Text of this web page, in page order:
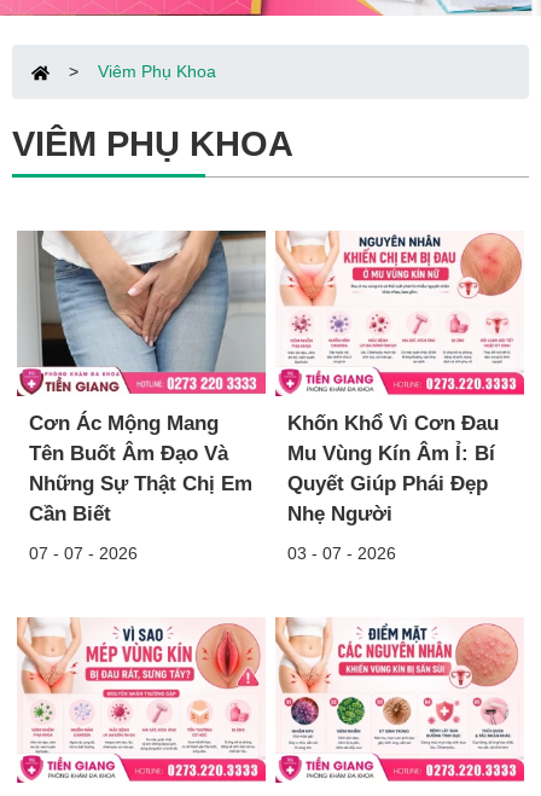
> Viêm Phụ Khoa
VIÊM PHỤ KHOA
Cơn Ác Mộng Mang
Tên Buốt Âm Đạo Và
Những Sự Thật Chị Em
Cần Biết
07 - 07 - 2026
Khốn Khổ Vì Cơn Đau
Mu Vùng Kín Âm Ỉ: Bí
Quyết Giúp Phái Đẹp
Nhẹ Người
03 - 07 - 2026